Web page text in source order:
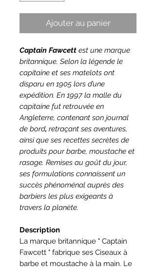
Ajouter au panier
Captain Fawcett est une marque
britannique. Selon la légende le
capitaine et ses matelots ont
disparu en 1905 lors d’une
expédition. En 1997 la malle du
capitaine fut retrouvée en
Angleterre, contenant son journal
de bord, retraçant ses aventures,
ainsi que ses recettes secrètes de
produits pour barbe, moustache et
rasage. Remises au goût du jour,
ses formulations connaissent un
succès phénoménal auprès des
barbiers les plus exigeants à
travers la planète.
Description
La marque britannique " Captain
Fawcett " fabrique ses Ciseaux à
barbe et moustache à la main. Le